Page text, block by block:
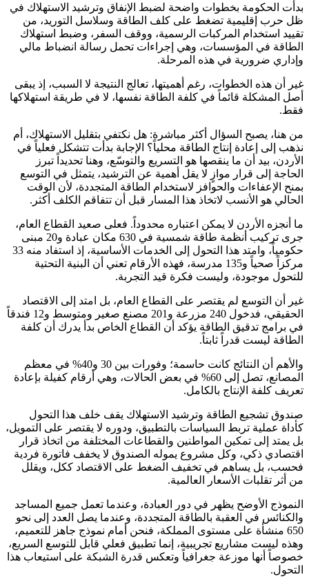
بدأت الحكومة بخطوات واضحة لضبط الإنفاق وترشيد الاستهلاك في
ظل حرب إقليمية تضغط على كلف الطاقة وسلاسل التوريد، من
تقييد استخدام المركبات الرسمية، ووقف السفر، وضبط استهلاك
الطاقة في المؤسسات، وهي إجراءات تحمل رسالة انضباط مالي
وإداري ضرورية في هذه المرحلة.
غير أن هذه الخطوات، رغم أهميتها، تعالج النتيجة لا السبب، إذ يبقى
أصل المشكلة قائماً في كلفة الطاقة نفسها، لا في طريقة استهلاكها
فقط.
من هنا، يصبح السؤال أكثر مباشرة: هل نكتفي بتقليل الاستهلاك، أم
نذهب إلى إعادة إنتاج الطاقة محلياً؟ الإجابة بدأت تتشكل فعلياً في
الأردن، بيد أن ما ينقصها هو التسريع والتوسّع، وهنا تحديداً تبرز
الحاجة إلى قرار موازٍ لا يقل أهمية عن الترشيد، يتمثل في التوسع
بمنح الإعفاءات والحوافز لاستخدام الطاقة المتجددة، لأن الوقت
الحالي هو الأنسب لاتخاذ هذا المسار قبل أن تتفاقم الكلف أكثر.
ما أنجزه الأردن لا يمكن اعتباره محدوداً. فعلى صعيد القطاع العام،
جرى تركيب أنظمة طاقة شمسية في 630 مكان عبادة و20 مبنى
حكومياً، وامتد هذا التحول إلى الخدمات الأساسية، إذ استفاد منه 33
مركزاً صحياً و135 مدرسة، فهذه الأرقام تعني أن البنية التحتية
للتحول موجودة، وليست فكرة قيد التجربة.
غير أن التوسع لم يقتصر على القطاع العام، بل امتد إلى الاقتصاد
الحقيقي، فدخول 240 مزرعة و201 مصنع صغير ومتوسط و12 فندقاً
في برامج تدقيق الطاقة يؤكد أن القطاع الخاص بدأ يدرك أن كلفة
الطاقة ليست قدراً ثابتاً.
والأهم أن النتائج كانت حاسمة؛ وفورات بين 30 و40% في معظم
المصانع، تصل إلى 60% في بعض الحالات، وهي أرقام كفيلة بإعادة
تعريف كلفة الإنتاج بالكامل.
صندوق تشجيع الطاقة وترشيد الاستهلاك يقف خلف هذا التحول
كأداة عملية تربط السياسات بالتطبيق، ودوره لا يقتصر على التمويل،
بل يمتد إلى تمكين المواطنين والقطاعات المختلفة من اتخاذ قرار
اقتصادي ذكي، وكل مشروع يموله الصندوق لا يخفف فاتورة فردية
فحسب، بل يساهم في تخفيف الضغط على الاقتصاد ككل، ويقلل
من أثر تقلبات الأسعار العالمية.
النموذج الأوضح يظهر في دور العبادة، وعندما تعمل جميع المساجد
والكنائس في العقبة بالطاقة المتجددة، وعندما يصل العدد إلى نحو
650 منشأة على مستوى المملكة، فنحن أمام نموذج جاهز للتعميم،
وهذه ليست مشاريع تجريبية، إنما تطبيق فعلي قابل للتوسع السريع،
خصوصاً أنها موزعة جغرافياً وتعكس قدرة الشبكة على استيعاب هذا
التحول.